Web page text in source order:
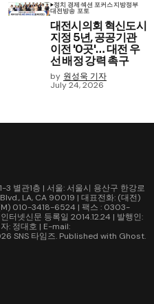
정치 경제 섹션 포커스지방정부
대전방송 포토
대전시의회 혁신도시
지정 5년, 공공기관
이전 '0곳'… 대전 우
선 배정 강력 촉구
by 원성욱 기자
July 24, 2026
별관1층 | 서울: 서울시 용산구 한강로
LA, CA 90019 | 대표전화: (대전)
010-3418-6524 | 팩스 : 0303-
넷신문 등록일 2014.12.24 | 발행인:
: 정대호 | E-mail:
SNS 타임즈. Published with Ghost.